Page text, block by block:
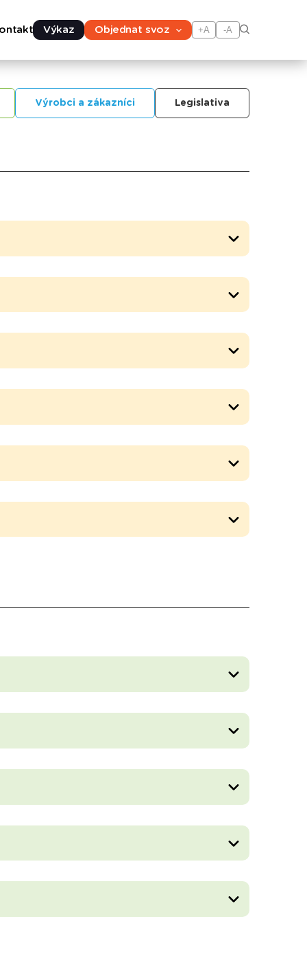
Výkaz Objednat svoz +A -A
Výrobci a zákazníci Legislativa